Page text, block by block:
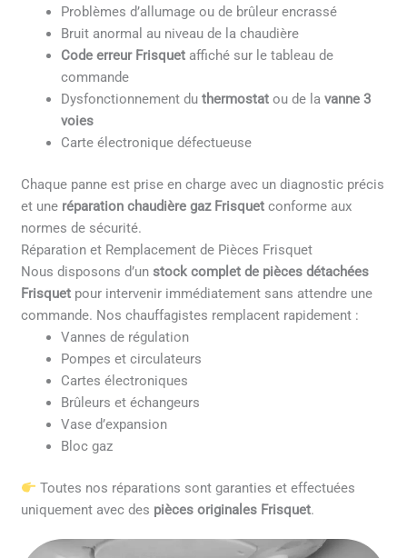
Problèmes d’allumage ou de brûleur encrassé
Bruit anormal au niveau de la chaudière
Code erreur Frisquet affiché sur le tableau de
commande
Dysfonctionnement duthermostat ou de lavanne 3
voies
Carte électronique défectueuse
Chaque panne est prise en charge avec un diagnostic précis
et une réparation chaudière gaz Frisquet conforme aux
normes de sécurité.
Réparation et Remplacement de Pièces Frisquet
Nous disposons d’unstock complet de pièces détachées
Frisquet pour intervenir immédiatement sans attendre une
commande. Nos chauffagistes remplacent rapidement :
Vannes de régulation
Pompes et circulateurs
Cartes électroniques
Brûleurs et échangeurs
Vase d’expansion
Bloc gaz
Toutes nos réparations sont garanties et effectuées
uniquement avec des pièces originales Frisquet.